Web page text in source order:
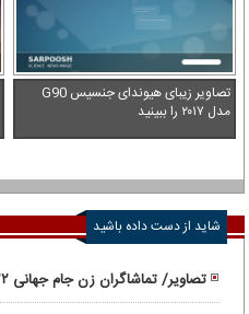
تصاویر زیبای هیوندای جنسیس G90
مدل ۲۰۱۷ را ببینید
شاید از دست داده باشید
تصاویر/ تماشاگران زن جام جهانی ۲۰۲۲ قطر (۲)